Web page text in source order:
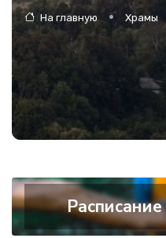
На главную Храмы